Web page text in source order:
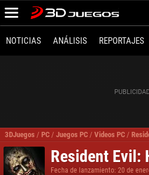
NOTICIAS ANÁLISIS REPORTAJES
3DJuegos / PC / Juegos PC / Videos PC /
Resident Evil:
Fecha de lanzamiento: 20 de